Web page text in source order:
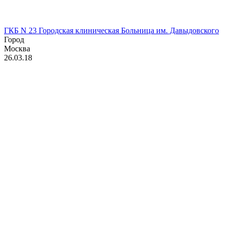
ГКБ N 23 Городская клиническая Больница им. Давыдовского
Город
Москва
26.03.18